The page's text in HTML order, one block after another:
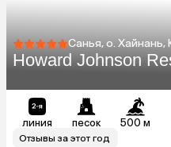
Санья, о. Хайнань,
Howard Johnson
линия песок 500 м
Отзывы за этот год